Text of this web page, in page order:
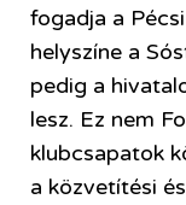
fogadja a
helyszíne a
pedig a
lesz. Ez nem
klubcsapatok
a közvetítési